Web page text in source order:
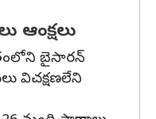
ఆంక్షలు
బైసారన్
విచక్షణలేని